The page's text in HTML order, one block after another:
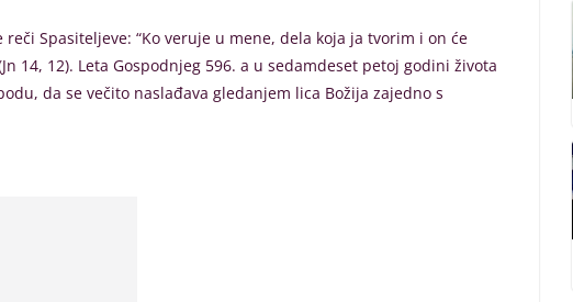
Spasiteljeve: “Ko veruje u mene, dela koja ja tvorim i on će
14, 12). Leta Gospodnjeg 596. a u sedamdeset petoj godini života
da se večito naslađava gledanjem lica Božija zajedno s